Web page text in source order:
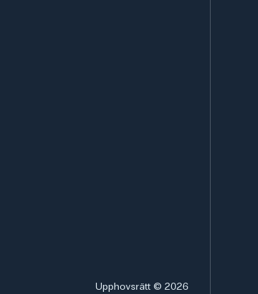
Upphovsrätt © 2026